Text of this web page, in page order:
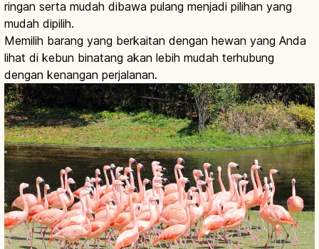
ringan serta mudah dibawa pulang menjadi pilihan yang
mudah dipilih.
Memilih barang yang berkaitan dengan hewan yang Anda
lihat di kebun binatang akan lebih mudah terhubung
dengan kenangan perjalanan.